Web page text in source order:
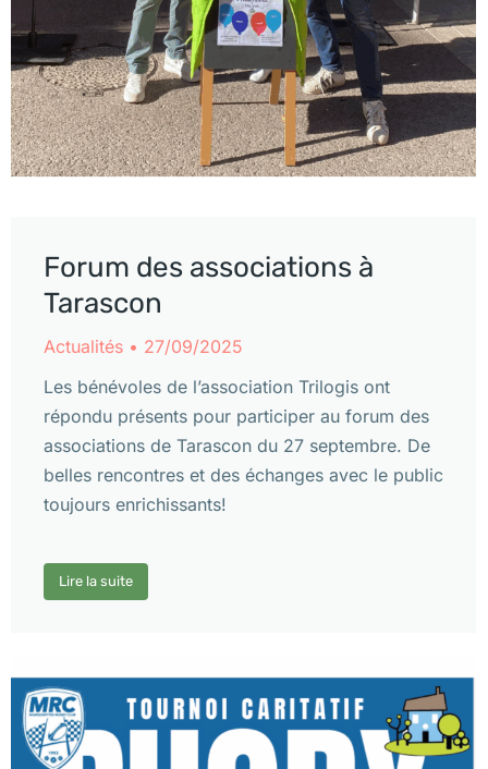
Forum des associations à
Tarascon
Actualités
27/09/2025
Les bénévoles de l’association Trilogis ont
répondu présents pour participer au forum des
associations de Tarascon du 27 septembre. De
belles rencontres et des échanges avec le public
toujours enrichissants!
Lire la suite